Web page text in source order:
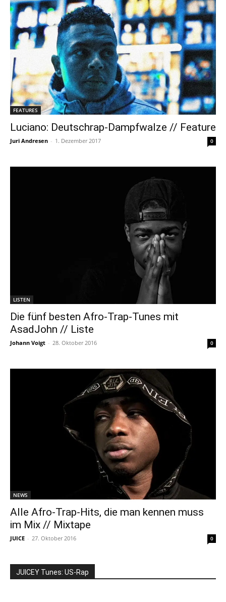
FEATURES
Luciano: Deutschrap-Dampfwalze // Feature
Juri Andresen - 1. Dezember 2017 0
LISTEN
Die fünf besten Afro-Trap-Tunes mit
AsadJohn // Liste
Johann Voigt - 28. Oktober 2016 0
NEWS
Alle Afro-Trap-Hits, die man kennen muss
im Mix // Mixtape
JUICE - 27. Oktober 2016 0
JUICEY Tunes: US-Rap